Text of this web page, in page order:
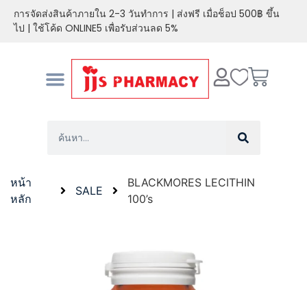
การจัดส่งสินค้าภายใน 2-3 วันทำการ | ส่งฟรี เมื่อช็อป 500฿ ขึ้น
ไป | ใช้โค้ด ONLINE5 เพื่อรับส่วนลด 5%
หน้า
หลัก
SALE
BLACKMORES LECITHIN
100’s